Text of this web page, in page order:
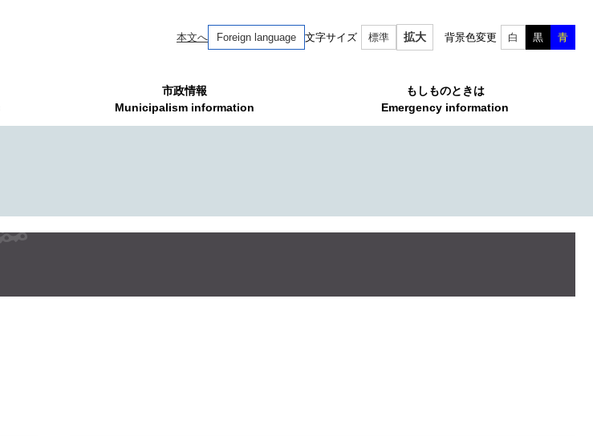
本文へ Foreign language 文字サイズ 標準 拡大 背景色変更 白 黒 青
市政情報
Municipalism information
もしものときは
Emergency information